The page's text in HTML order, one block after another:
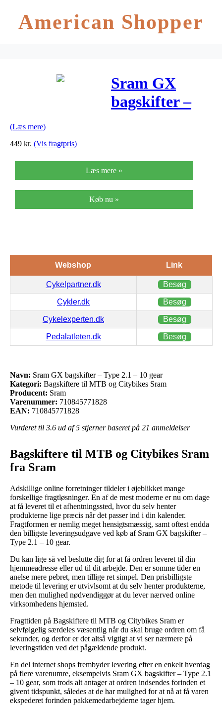
American Shopper
Sram GX
bagskifter –
(Læs mere)
449 kr. (Vis fragtpris)
Læs mere »
Køb nu »
Webshop Link
Cykelpartner.dk Besøg
Cykler.dk Besøg
Cykelexperten.dk Besøg
Pedalatleten.dk Besøg
Navn: Sram GX bagskifter – Type 2.1 – 10 gear
Kategori: Bagskiftere til MTB og Citybikes Sram
Producent: Sram
Varenummer: 710845771828
EAN: 710845771828
Vurderet til 3.6 ud af 5 stjerner baseret på 21 anmeldelser
Bagskiftere til MTB og Citybikes Sram
fra Sram
Adskillige online forretninger tildeler i øjeblikket mange
forskellige fragtløsninger. En af de mest moderne er nu om dage
at få leveret til et afhentningssted, hvor du selv henter
produkterne lige præcis når det passer ind i din kalender.
Fragtformen er nemlig meget hensigtsmæssig, samt oftest endda
den billigste leveringsudgave ved køb af Sram GX bagskifter –
Type 2.1 – 10 gear.
Du kan lige så vel beslutte dig for at få ordren leveret til din
hjemmeadresse eller ud til dit arbejde. Den er somme tider en
anelse mere pebret, men tillige ret simpel. Den prisbilligste
metode til levering er utvivlsomt at du selv henter produkterne,
men den mulighed nødvendiggør at du lever nærved online
virksomhedens hjemsted.
Fragttiden på Bagskiftere til MTB og Citybikes Sram er
selvfølgelig særdeles væsentlig når du skal bruge ordren om få
sekunder, og derfor er det altså vigtigt at vi ser nærmere på
leveringstiden ved det pågældende produkt.
En del internet shops frembyder levering efter en enkelt hverdag
på flere varenumre, eksempelvis Sram GX bagskifter – Type 2.1
– 10 gear, som trods alt antager at ordren indsendes forinden et
givent tidspunkt, således at de har mulighed for at nå at få varen
ekspederet forinden pakkemedarbejderne tager hjem.